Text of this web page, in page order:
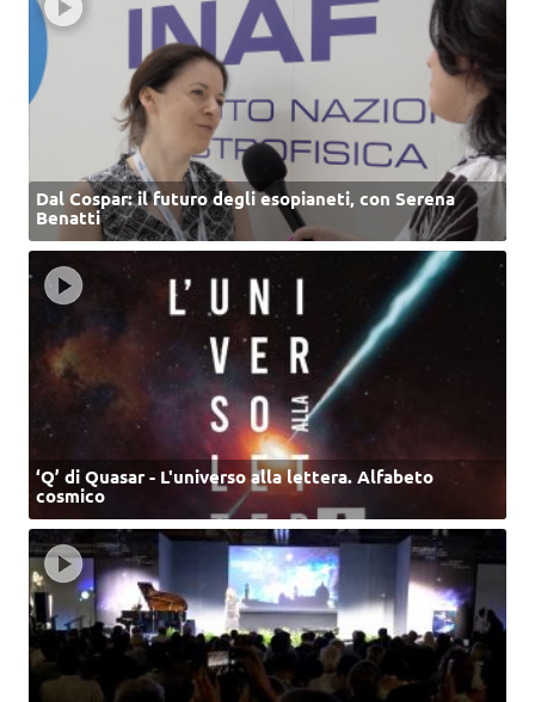
Dal Cospar: il futuro degli esopianeti, con Serena
Benatti
‘Q’ di Quasar - L'universo alla lettera. Alfabeto
cosmico